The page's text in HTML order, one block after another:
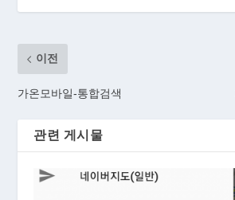
이전
가온모바일-통합검색
관련 게시물